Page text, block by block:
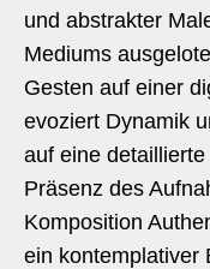
und abstrakter
Mediums
Gesten auf einer
evoziert Dynamik
auf eine
Präsenz des
Komposition
ein kontemplativer